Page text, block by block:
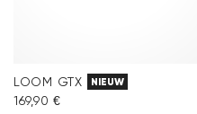
LOOM GTX NIEUW
169,90 €